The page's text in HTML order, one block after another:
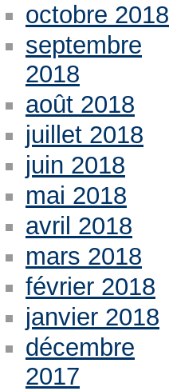
octobre 2018
septembre
2018
août 2018
juillet 2018
juin 2018
mai 2018
avril 2018
mars 2018
février 2018
janvier 2018
décembre
2017